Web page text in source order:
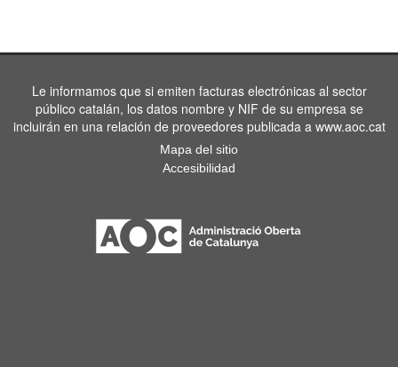
Le informamos que si emiten facturas electrónicas al sector
público catalán, los datos nombre y NIF de su empresa se
incluirán en una relación de proveedores publicada a www.aoc.cat
Mapa del sitio
Accesibilidad